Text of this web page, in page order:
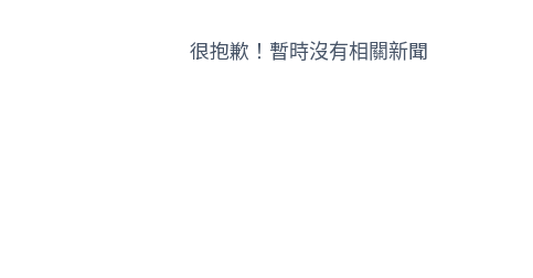
很抱歉！暫時沒有相關新聞